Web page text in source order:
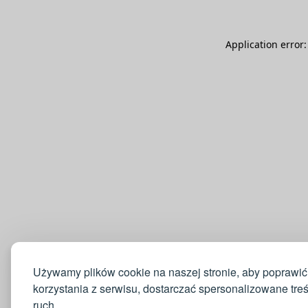
Używamy plików cookie na naszej stronie, aby
korzystania z serwisu, dostarczać spersonalizowane
Application